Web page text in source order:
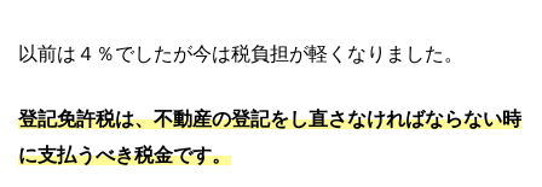
以前は４％でしたが今は税負担が軽くなりました。
登記免許税は、不動産の登記をし直さなければならない時
に支払うべき税金です。